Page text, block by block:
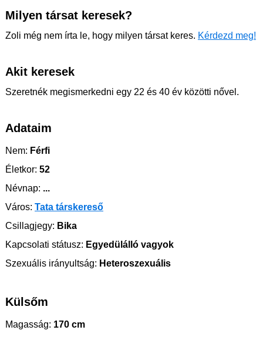
Milyen társat keresek?
Zoli még nem írta le, hogy milyen társat keres. Kérdezd meg!
Akit keresek
Szeretnék megismerkedni egy 22 és 40 év közötti nővel.
Adataim
Nem: Férfi
Életkor: 52
Névnap: ...
Város: Tata társkereső
Csillagjegy: Bika
Kapcsolati státusz: Egyedülálló vagyok
Szexuális irányultság: Heteroszexuális
Külsőm
Magasság: 170 cm